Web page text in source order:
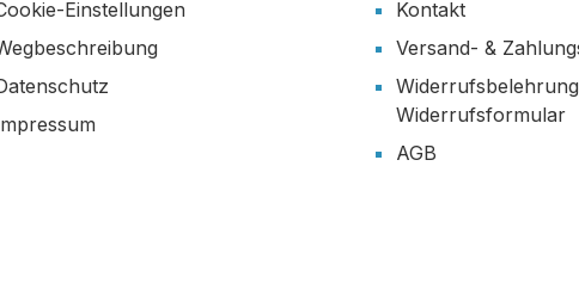
Einstellungen
Kontakt
Versand- &
Widerrufsformular
AGB